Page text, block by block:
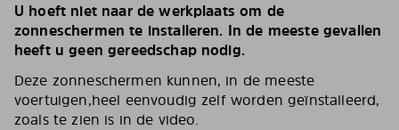
U hoeft niet naar de werkplaats om de
zonneschermen te installeren. In de meeste gevallen
heeft u geen gereedschap nodig.
Deze zonneschermen kunnen, in de meeste
voertuigen,heel eenvoudig zelf worden geïnstalleerd,
zoals te zien is in de video.